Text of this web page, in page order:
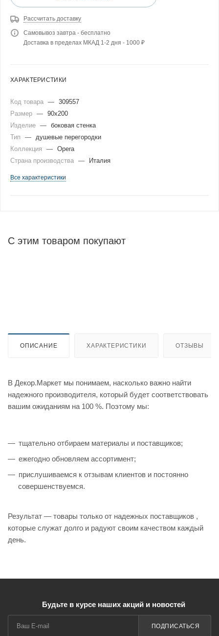
Рассчитать доставку
Самовывоз завтра - бесплатно
Доставка в пределах МКАД 1-2 дня - 1000 ₽
ХАРАКТЕРИСТИКИ
Код товара — 309557
Размер — 90x200
Изделие — боковая стенка
Тип
—
душевые перегородки
Коллекция
— Opera
Страна производства — Италия
Все характеристики
С этим товаром покупают
ОПИСАНИЕ ХАРАКТЕРИСТИКИ ОТЗЫВЫ
В Декор.Маркет мы понимаем, насколько важно найти
надежного производителя, который будет соответствовать
вашим ожиданиям на 100 %. Поэтому мы:
тщательно отбираем материалы и поставщиков;
ежегодно обновляем ассортимент;
прислушиваемся к отзывам клиентов и постоянно
совершенствуемся.
Результат — товары только от надежных поставщиков ,
которые служат долго и радуют своим качеством каждый
день.
Будьте в курсе наших акций и новостей
ПОДПИСАТЬСЯ